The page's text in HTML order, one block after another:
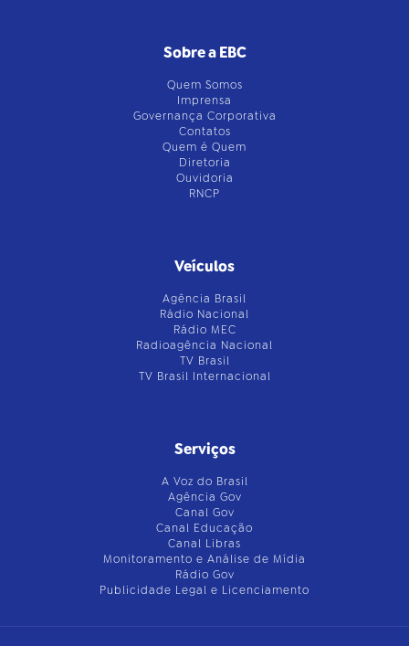
Sobre a EBC
Quem Somos
Imprensa
Governança Corporativa
Contatos
Quem é Quem
Diretoria
Ouvidoria
RNCP
Veículos
Agência Brasil
Rádio Nacional
Rádio MEC
Radioagência Nacional
TV Brasil
TV Brasil Internacional
Serviços
A Voz do Brasil
Agência Gov
Canal Gov
Canal Educação
Canal Libras
Monitoramento e Análise de Mídia
Rádio Gov
Publicidade Legal e Licenciamento